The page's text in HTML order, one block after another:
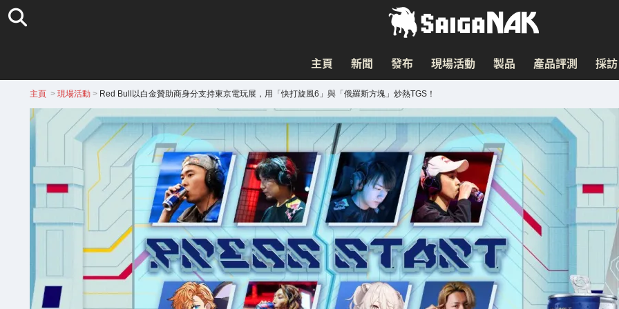
主頁 新聞 發布 現場活動 製品 產品評測 採訪
主頁 > 現場活動> Red Bull以白金贊助商身分支持東京電玩展，用「快打旋風6」與「俄羅斯方塊」炒熱TGS！